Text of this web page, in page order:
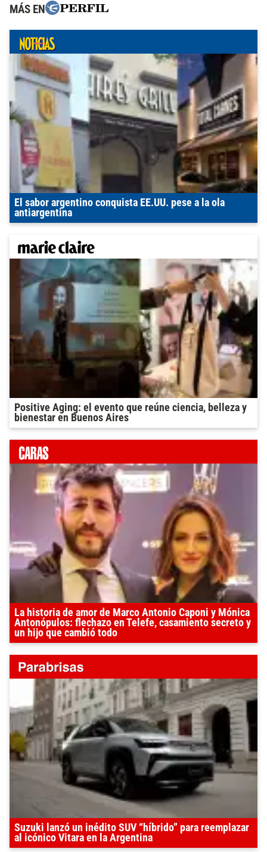
MÁS EN
El sabor argentino conquista EE.UU. pese a la ola
antiargentina
Positive Aging: el evento que reúne ciencia, belleza y
bienestar en Buenos Aires
La historia de amor de Marco Antonio Caponi y Mónica
Antonópulos: flechazo en Telefe, casamiento secreto y
un hijo que cambió todo
Suzuki lanzó un inédito SUV “híbrido” para reemplazar
al icónico Vitara en la Argentina